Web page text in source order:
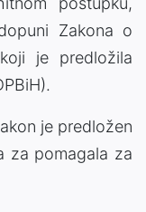
Zakona o
je predložila
je predložen
za pomagala za